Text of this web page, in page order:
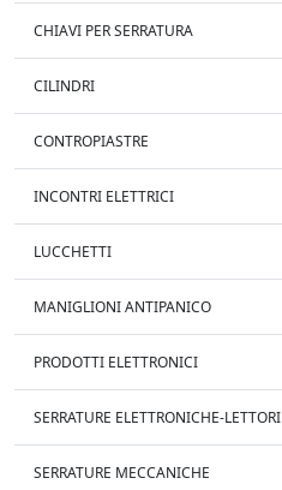
CHIAVI PER SERRATURA
CILINDRI
CONTROPIASTRE
INCONTRI ELETTRICI
LUCCHETTI
MANIGLIONI ANTIPANICO
PRODOTTI ELETTRONICI
SERRATURE ELETTRONICHE-LETTORI
SERRATURE MECCANICHE